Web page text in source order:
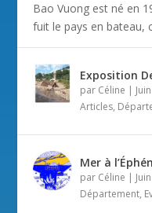
Bao Vuong est né en
fuit le pays en bateau,
Exposition
par Céline |
Articles,
Mer à
par Céline |
Département,